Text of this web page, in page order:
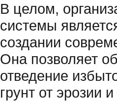
В целом,
системы
создании
Она позволяет
отведение
грунт от эрозии